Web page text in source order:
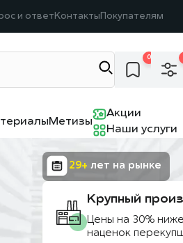
и ответ Контакты Покупателям
0
Метизы
Акции
Наши услуги
29+ лет на рынке
Крупный
Цены на 30%
наценок